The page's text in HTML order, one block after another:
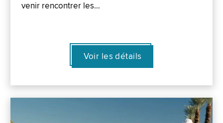
venir rencontrer les…
Voir les détails